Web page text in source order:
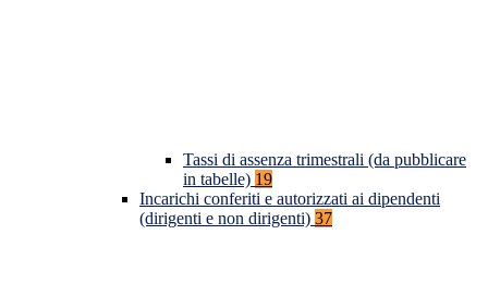
Tassi di assenza trimestrali (da pubblicare
in tabelle) 19
Incarichi conferiti e autorizzati ai dipendenti
(dirigenti e non dirigenti) 37